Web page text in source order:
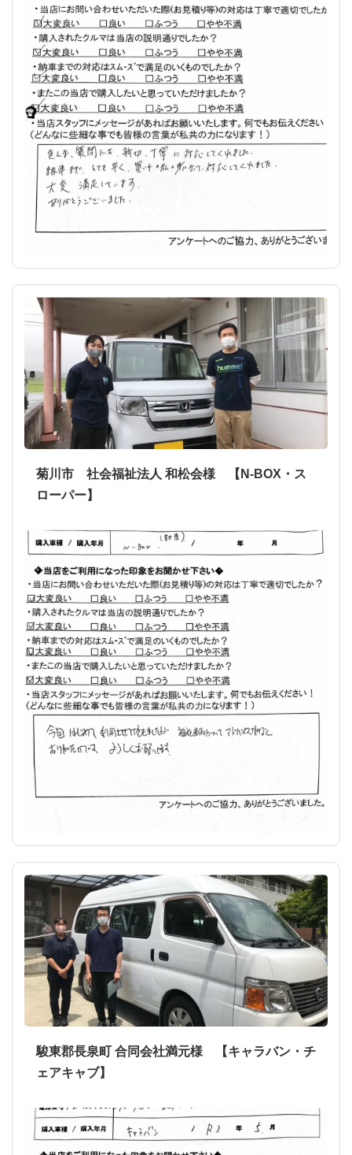
菊川市 社会福祉法人 和松会様 【N-BOX・ス
ローパー】
駿東郡長泉町 合同会社満元様 【キャラバン・チ
ェアキャブ】